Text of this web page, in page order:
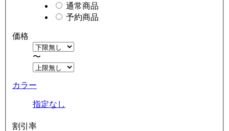
通常商品
予約商品
価格
〜
カラー
指定なし
割引率